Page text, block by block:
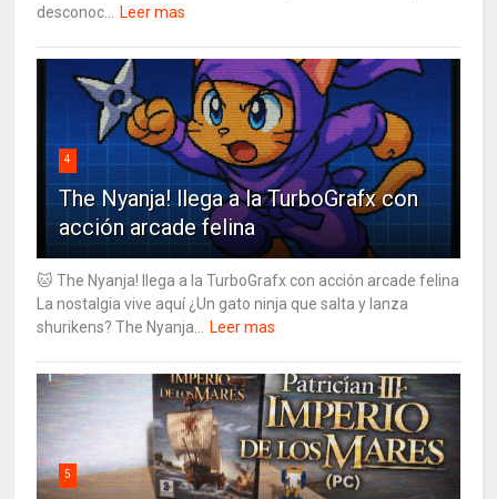
desconoc... Leer mas
4
The Nyanja! llega a la TurboGrafx con
acción arcade felina
🐱 The Nyanja! llega a la TurboGrafx con acción arcade felina
La nostalgia vive aquí ¿Un gato ninja que salta y lanza
shurikens? The Nyanja... Leer mas
5